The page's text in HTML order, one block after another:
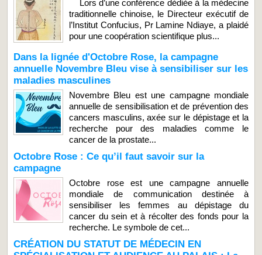
Lors d’une conférence dédiée à la médecine
traditionnelle chinoise, le Directeur exécutif de
l’Institut Confucius, Pr Lamine Ndiaye, a plaidé
pour une coopération scientifique plus...
Dans la lignée d'Octobre Rose, la campagne
annuelle Novembre Bleu vise à sensibiliser sur les
maladies masculines
Novembre Bleu est une campagne mondiale
annuelle de sensibilisation et de prévention des
cancers masculins, axée sur le dépistage et la
recherche pour des maladies comme le
cancer de la prostate...
Octobre Rose : Ce qu’il faut savoir sur la
campagne
Octobre rose est une campagne annuelle
mondiale de communication destinée à
sensibiliser les femmes au dépistage du
cancer du sein et à récolter des fonds pour la
recherche. Le symbole de cet...
CRÉATION DU STATUT DE MÉDECIN EN